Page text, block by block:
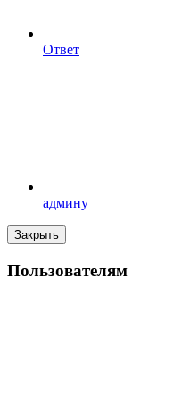
Ответ
админу
Закрыть
Пользователям